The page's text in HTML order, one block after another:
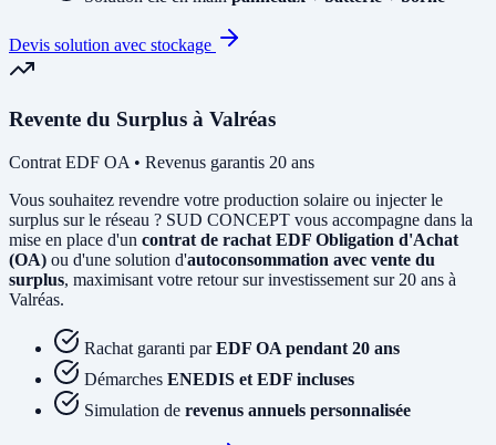
Devis solution avec stockage
Revente du Surplus à Valréas
Contrat EDF OA • Revenus garantis 20 ans
Vous souhaitez revendre votre production solaire ou injecter le
surplus sur le réseau ? SUD CONCEPT vous accompagne dans la
mise en place d'un contrat de rachat EDF Obligation d'Achat
(OA) ou d'une solution d'autoconsommation avec vente du
surplus, maximisant votre retour sur investissement sur 20 ans à
Valréas.
Rachat garanti parEDF OA pendant 20 ans
Démarches ENEDIS et EDF incluses
Simulation de revenus annuels personnalisée